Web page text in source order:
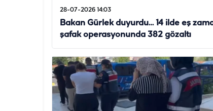
28-07-2026 14:03
Bakan Gürlek duyurdu… 14 ilde eş
şafak operasyonunda 382 gözaltı